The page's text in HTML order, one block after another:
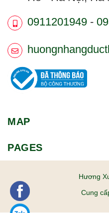
0911201949 -
MAP
PAGES
Hương
Cung